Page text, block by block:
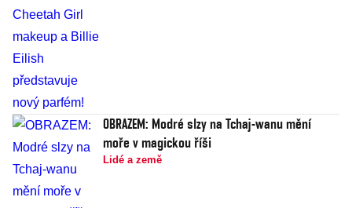
OBRAZEM: Modré slzy na Tchaj-wanu mění
moře v magickou říši
Lidé a země